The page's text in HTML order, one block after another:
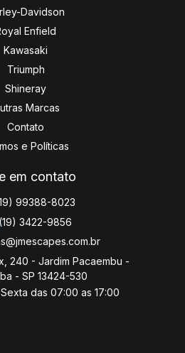
Davidson
Enfield
Kawasaki
Triumph
Shineray
Marcas
Contato
e Políticas
em contato
99388-8023
(19) 3422-9856
240 - Jardim Pacaembu -
- SP 13424-530
das 07:00 as 17:00